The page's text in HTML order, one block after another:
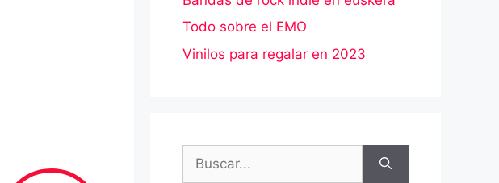
Todo sobre el EMO
Vinilos para regalar en 2023